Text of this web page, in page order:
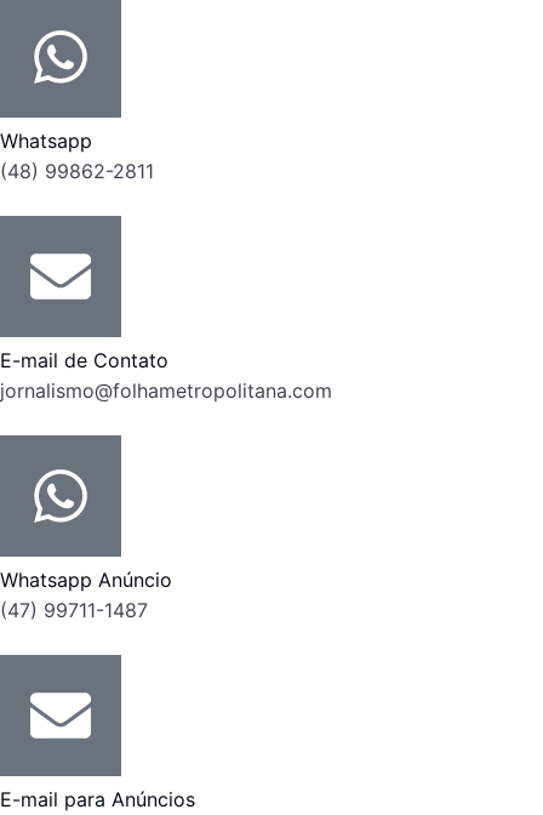
Whatsapp
(48) 99862-2811
E-mail de Contato
jornalismo@folhametropolitana.com
Whatsapp Anúncio
(47) 99711-1487
E-mail para Anúncios